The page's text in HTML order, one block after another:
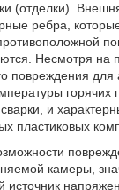
(отделки).
ребра,
Несмотря на
повреждения
горячих
и
пластиковых
камеры,